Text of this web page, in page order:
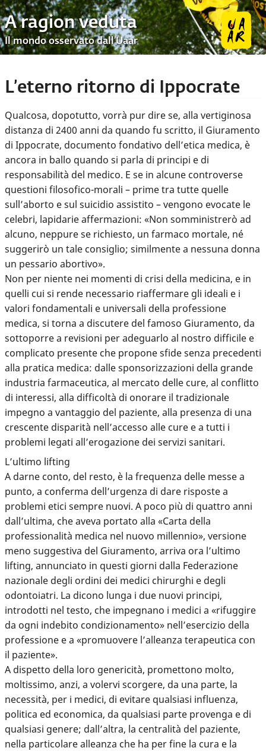
A ragion veduta
Il mondo osservato dall’Uaar
L’eterno ritorno di Ippocrate
Qualcosa, dopotutto, vorrà pur dire se, alla vertiginosa
distanza di 2400 anni da quando fu scritto, il Giuramento
di Ippocrate, documento fondativo dell’etica medica, è
ancora in ballo quando si parla di principi e di
responsabilità del medico. E se in alcune controverse
questioni filosofico-morali – prime tra tutte quelle
sull’aborto e sul suicidio assistito – vengono evocate le
celebri, lapidarie affermazioni: «Non somministrerò ad
alcuno, neppure se richiesto, un farmaco mortale, né
suggerirò un tale consiglio; similmente a nessuna donna
un pessario abortivo».
Non per niente nei momenti di crisi della medicina, e in
quelli cui si rende necessario riaffermare gli ideali e i
valori fondamentali e universali della professione
medica, si torna a discutere del famoso Giuramento, da
sottoporre a revisioni per adeguarlo al nostro difficile e
complicato presente che propone sfide senza precedenti
alla pratica medica: dalle sponsorizzazioni della grande
industria farmaceutica, al mercato delle cure, al conflitto
di interessi, alla difficoltà di onorare il tradizionale
impegno a vantaggio del paziente, alla presenza di una
crescente disparità nell’accesso alle cure e a tutti i
problemi legati all’erogazione dei servizi sanitari.
L’ultimo lifting
A darne conto, del resto, è la frequenza delle messe a
punto, a conferma dell’urgenza di dare risposte a
problemi etici sempre nuovi. A poco più di quattro anni
dall’ultima, che aveva portato alla «Carta della
professionalità medica nel nuovo millennio», versione
meno suggestiva del Giuramento, arriva ora l’ultimo
lifting, annunciato in questi giorni dalla Federazione
nazionale degli ordini dei medici chirurghi e degli
odontoiatri. La dicono lunga i due nuovi principi,
introdotti nel testo, che impegnano i medici a «rifuggire
da ogni indebito condizionamento» nell’esercizio della
professione e a «promuovere l’alleanza terapeutica con
il paziente».
A dispetto della loro genericità, promettono molto,
moltissimo, anzi, a volervi scorgere, da una parte, la
necessità, per i medici, di evitare qualsiasi influenza,
politica ed economica, da qualsiasi parte provenga e di
qualsiasi genere; dall’altra, la centralità del paziente,
nella particolare alleanza che ha per fine la cura e la